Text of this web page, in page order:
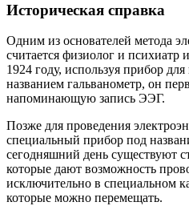
Историческая справка
Одним из основателей метода
считается физиолог и психиатр
1924 году, используя прибор
названием гальванометр, он
напоминающую запись ЭЭГ.
Позже для проведения
специальный прибор под
сегодняшний день существуют
которые дают возможность
исключительно в специальном
которые можно перемещать.